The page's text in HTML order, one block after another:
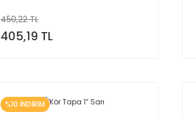
450,22 TL
405,19 TL
%10 İNDİRİM